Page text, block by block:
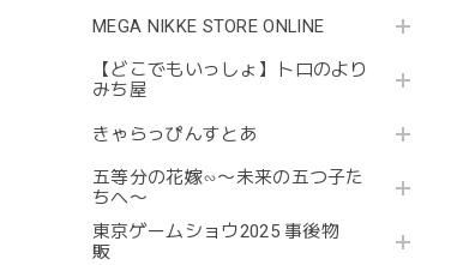
MEGA NIKKE STORE ONLINE
【どこでもいっしょ】トロのより
みち屋
きゃらっぴんすとあ
五等分の花嫁∽〜未来の五つ子た
ちへ〜
東京ゲームショウ2025 事後物
販